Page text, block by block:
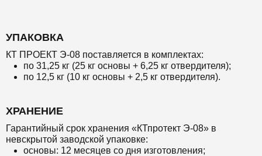
УПАКОВКА
КТ ПРОЕКТ Э-08 поставляется в комплектах:
по 31,25 кг (25 кг основы + 6,25 кг отвердителя);
по 12,5 кг (10 кг основы + 2,5 кг отвердителя).
ХРАНЕНИЕ
Гарантийный срок хранения «КТпротект Э-08» в
невскрытой заводской упаковке:
основы: 12 месяцев со дня изготовления;